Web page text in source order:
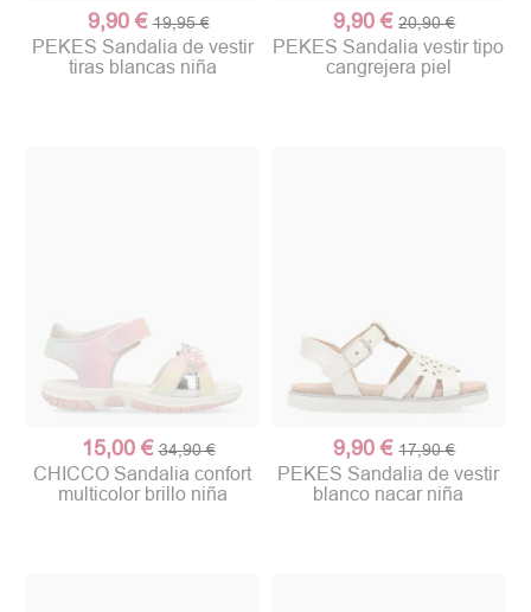
9,90 € 19,95 €
PEKES Sandalia de vestir
tiras blancas niña
9,90 € 20,90 €
PEKES Sandalia vestir tipo
cangrejera piel
15,00 € 34,90 €
CHICCO Sandalia confort
multicolor brillo niña
9,90 € 17,90 €
PEKES Sandalia de vestir
blanco nacar niña